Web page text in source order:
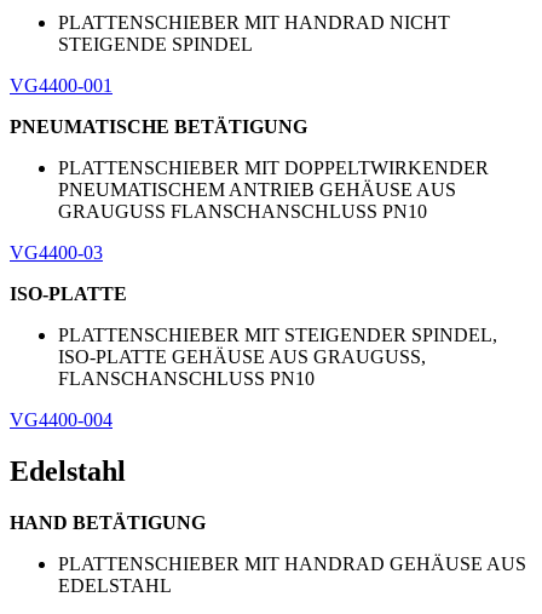
PLATTENSCHIEBER MIT HANDRAD NICHT
STEIGENDE SPINDEL
VG4400-001
PNEUMATISCHE BETÄTIGUNG
PLATTENSCHIEBER MIT DOPPELTWIRKENDER
PNEUMATISCHEM ANTRIEB GEHÄUSE AUS
GRAUGUSS FLANSCHANSCHLUSS PN10
VG4400-03
ISO-PLATTE
PLATTENSCHIEBER MIT STEIGENDER SPINDEL,
ISO-PLATTE GEHÄUSE AUS GRAUGUSS,
FLANSCHANSCHLUSS PN10
VG4400-004
Edelstahl
HAND BETÄTIGUNG
PLATTENSCHIEBER MIT HANDRAD GEHÄUSE AUS
EDELSTAHL